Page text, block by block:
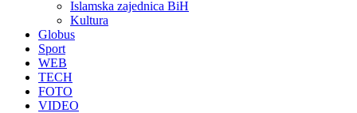
Islamska zajednica BiH
Kultura
Globus
Sport
WEB
TECH
FOTO
VIDEO